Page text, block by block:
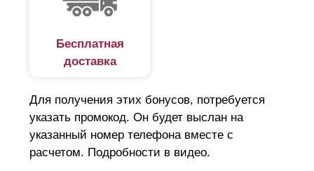
Бесплатная
доставка
Для получения этих бонусов, потребуется
указать промокод. Он будет выслан на
указанный номер телефона вместе с
расчетом. Подробности в видео.